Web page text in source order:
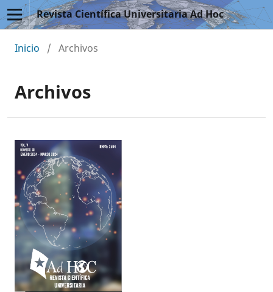
Revista Científica Universitaria Ad Hoc
Inicio / Archivos
Archivos